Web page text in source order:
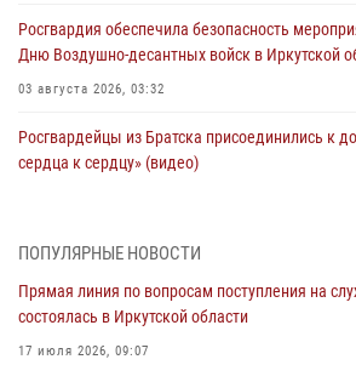
Росгвардия обеспечила безопасность
Дню Воздушно-десантных войск в Иркутской
03 августа 2026, 03:32
Росгвардейцы из Братска присоединились к
сердца к сердцу» (видео)
Сотрудники Росгвардии нашли и вернули
30 июля 2026, 07:37
Росгвардия передала на нужды СВО более 200
ПОПУЛЯРНЫЕ НОВОСТИ
Прямая линия по вопросам поступления на
состоялась в Иркутской области
17 июля 2026, 09:07